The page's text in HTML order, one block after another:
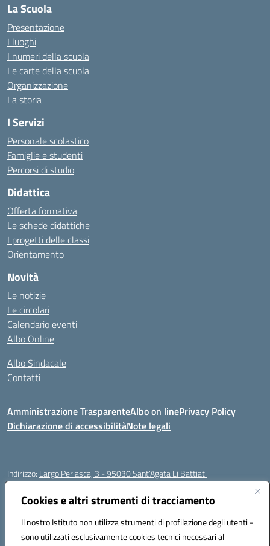
Cookies e altri strumenti di tracciamento
Il nostro Istituto non utilizza strumenti di profilazione degli utenti -
sono utilizzati esclusivamente cookies tecnici necessari al
La Scuola
Presentazione
I luoghi
I numeri della scuola
Le carte della scuola
Organizzazione
La storia
I Servizi
Personale scolastico
Famiglie e studenti
Percorsi di studio
Didattica
Offerta formativa
Le schede didattiche
I progetti delle classi
Orientamento
Novità
Le notizie
Le circolari
Calendario eventi
Albo Online
Albo Sindacale
Contatti
Amministrazione TrasparenteAlbo on linePrivacy Policy
Dichiarazione di accessibilitàNote legali
Indirizzo: Largo Perlasca, 3 - 95030 Sant’Agata Li Battiati
Centralino:
ctic8bl002@istruzione.it
Posta elettronica certificata (PEC):ctic8bl002@pec.istruzione.it
Codice fiscale: 93253680875
Codice meccanografico:CTIC8BL002